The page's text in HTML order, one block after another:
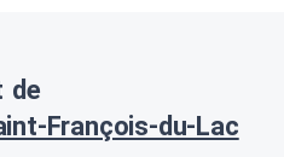
de
François-du-Lac